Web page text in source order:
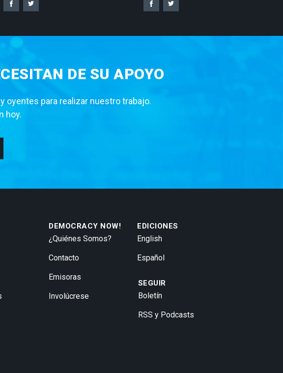
DE SU APOYO
para realizar nuestro trabajo.
hoy.
DEMOCRACY NOW!
¿Quiénes Somos?
Contacto
Emisoras
Involúcrese
EDICIONES
English
Español
SEGUIR
Boletín
RSS y Podcasts